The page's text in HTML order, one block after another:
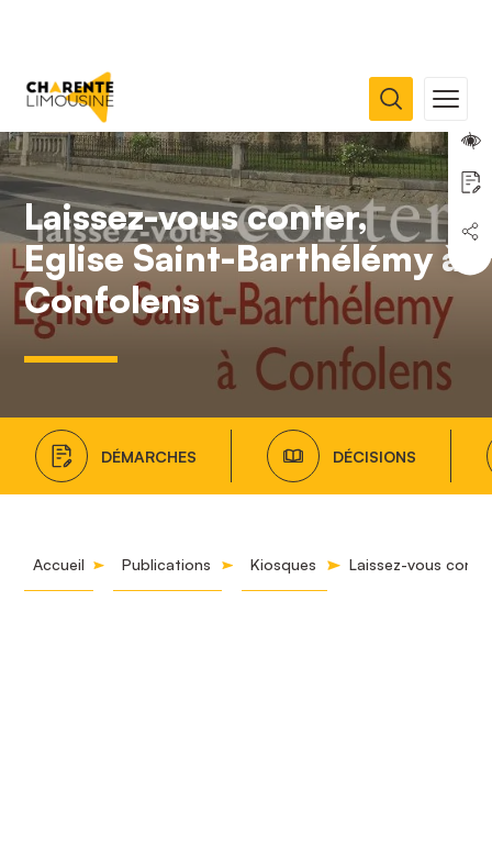
Laissez-vous conter,
Eglise Saint-Barthélémy à
Confolens
DÉMARCHES DÉCISIONS
Accueil Publications Kiosques Laissez-vous